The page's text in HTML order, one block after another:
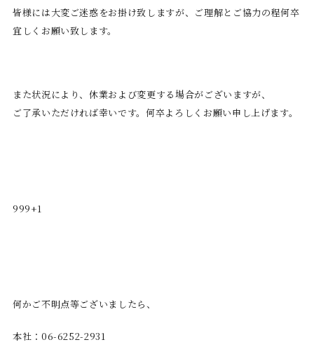
皆様には大変ご迷惑をお掛け致しますが、ご理解とご協力の程何卒
宜しくお願い致します。
また状況により、休業および変更する場合がございますが、
ご了承いただければ幸いです。何卒よろしくお願い申し上げます。
999+1
何かご不明点等ございましたら、
本社：06-6252-2931